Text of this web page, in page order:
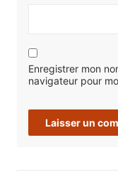
Enregistrer mon
navigateur pour